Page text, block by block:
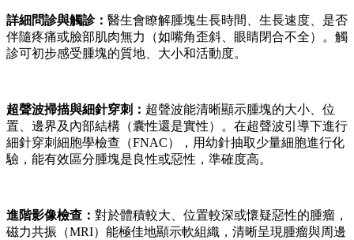
詳細問診與觸診： 醫生會瞭解腫塊生長時間、生長速度、是否
伴隨疼痛或臉部肌肉無力（如嘴角歪斜、眼睛閉合不全）。觸
診可初步感受腫塊的質地、大小和活動度。
超聲波掃描與細針穿刺： 超聲波能清晰顯示腫塊的大小、位
置、邊界及內部結構（囊性還是實性）。在超聲波引導下進行
細針穿刺細胞學檢查（FNAC），用幼針抽取少量細胞進行化
驗，能有效區分腫塊是良性或惡性，準確度高。
進階影像檢查： 對於體積較大、位置較深或懷疑惡性的腫瘤，
磁力共振（MRI）能極佳地顯示軟組織，清晰呈現腫瘤與周邊